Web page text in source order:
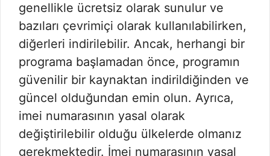
genellikle ücretsiz olarak sunulur ve
bazıları çevrimiçi olarak kullanılabilirken,
diğerleri indirilebilir. Ancak, herhangi bir
programa başlamadan önce, programın
güvenilir bir kaynaktan indirildiğinden ve
güncel olduğundan emin olun. Ayrıca,
imei numarasının yasal olarak
değiştirilebilir olduğu ülkelerde olmanız
gerekmektedir. İmei numarasının yasal